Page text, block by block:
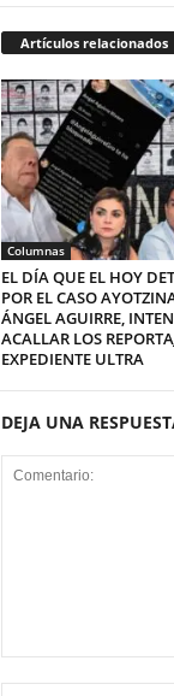
Artículos relacionados
Columnas
EL DÍA QUE EL HOY
POR EL CASO
ÁNGEL AGUIRRE,
ACALLAR LOS
EXPEDIENTE ULTRA
DEJA UNA